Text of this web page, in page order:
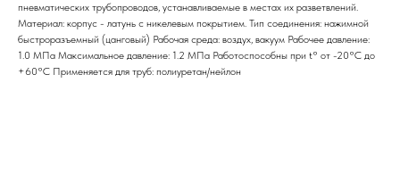
пневматических трубопроводов, устанавливаемые в местах их разветвлений.
Материал: корпус - латунь с никелевым покрытием. Тип соединения: нажимной
быстроразъемный (цанговый) Рабочая среда: воздух, вакуум Рабочее давление:
1.0 МПа Максимальное давление: 1.2 МПа Работоспособны при t° от -20°С до
+60°С Применяется для труб: полиуретан/нейлон